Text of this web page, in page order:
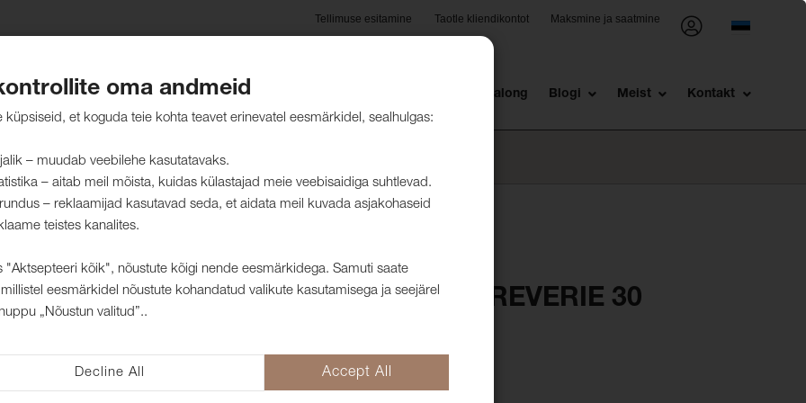
Tellimuse esitamine Taotle kliendikontot Maksmine ja saatmine
Hooldusjuhised Jätkusuutlikkus Müügisalong Blogi Meist Kontakt
Kardinakangas Dawn REVERIE 30
oma andmeid
küpsiseid, et koguda teie kohta teavet erinevatel eesmärkidel, sealhulgas:
– muudab veebilehe kasutatavaks.
– aitab meil mõista, kuidas külastajad meie veebisaidiga suhtlevad.
– reklaamijad kasutavad seda, et aidata meil kuvada asjakohaseid
teistes kanalites.
"Aktsepteeri kõik", nõustute kõigi nende eesmärkidega. Samuti saate
eesmärkidel nõustute kohandatud valikute kasutamisega ja seejärel
„Nõustun valitud”..
Decline All Accept All